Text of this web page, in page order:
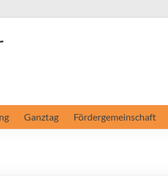
Ganztag Fördergemeinschaft